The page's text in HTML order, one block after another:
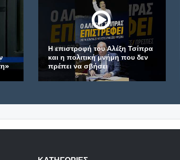
Η επιστροφή του Αλέξη Τσίπρα
και η πολιτική μνήμη που δεν
πρέπει να σβήσει